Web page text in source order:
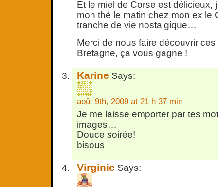
Et le miel de Corse est délicieux,
mon thé le matin chez mon ex le
tranche de vie nostalgique…
Merci de nous faire découvrir
Bretagne, ça vous gagne !
Karine Says:
août 9th, 2009 at 21 h 37 min
Je me laisse emporter par tes
images…
Douce soirée!
bisous
Virginie Says: